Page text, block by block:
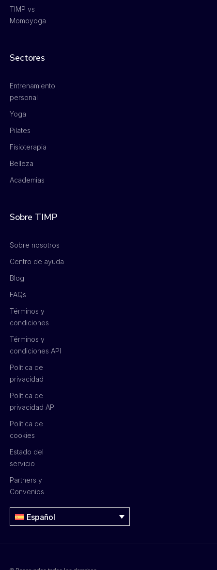
TIMP vs
Momoyoga
Sectores
Entrenamiento
personal
Yoga
Pilates
Fisioterapia
Belleza
Academias
Sobre TIMP
Sobre nosotros
Centro de ayuda
Blog
FAQs
Términos y
condiciones
Términos y
condiciones API
Política de
privacidad
Política de
privacidad API
Política de
cookies
Estado del
servicio
Partners y
Convenios
Español